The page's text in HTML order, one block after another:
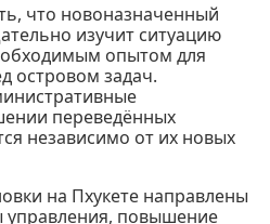
что новоназначенный
изучит ситуацию
опытом для
островом задач.
переведённых
независимо от их новых
на Пхукете направлены
управления, повышение